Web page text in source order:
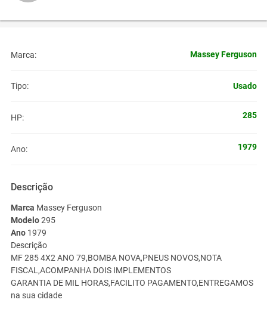
Marca: Massey Ferguson
Tipo: Usado
HP: 285
Ano: 1979
Descrição
Marca Massey Ferguson
Modelo 295
Ano 1979
Descrição
MF 285 4X2 ANO 79,BOMBA NOVA,PNEUS NOVOS,NOTA
FISCAL,ACOMPANHA DOIS IMPLEMENTOS
GARANTIA DE MIL HORAS,FACILITO PAGAMENTO,ENTREGAMOS
na sua cidade